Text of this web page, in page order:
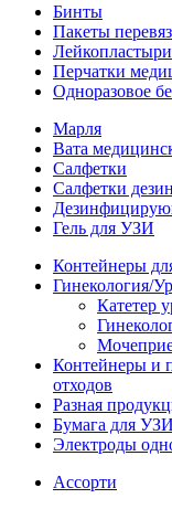
Бинты
Пакеты
Лейкопластыри
Перчатки
Одноразовое
Марля
Вата
Салфетки
Салфетки
Гель для УЗИ
Контейнеры
Гинекология/
Катетер
Контейнеры и
отходов
Разная
Бумага для
Электроды
Ассорти